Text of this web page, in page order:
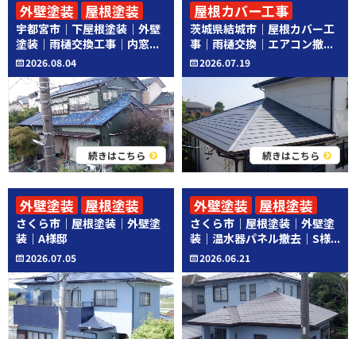
宇都宮市｜下屋根塗装｜外壁
塗装｜雨樋交換工事｜内窓...
2026.08.04
続きはこちら
外壁塗装
屋根塗装
その他工事
茨城県結城市｜屋根カバー工
事｜雨樋交換｜エアコン撤...
2026.07.19
続きはこちら
屋根カバー工事
その他工事
さくら市｜屋根塗装｜外壁塗
装｜A様邸
2026.07.05
外壁塗装 屋根塗装
さくら市｜屋根塗装｜外壁塗
装｜温水器パネル撤去｜S様...
2026.06.21
外壁塗装
屋根塗装
その他工事